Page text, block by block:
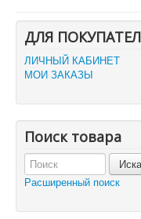
Главная
О компании
Политика
Корзина
Отложенные товары
Вы здесь: Главная
ДЛЯ
ЛИЧНЫЙ КАБИНЕТ
МОИ ЗАКАЗЫ
Поиск товара
Расширенный поиск